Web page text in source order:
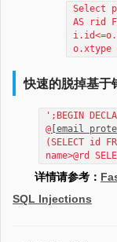
Select
AS rid
o.xtype
快速的脱掉基
';BEGIN
@ [email
(SELECT id
name>@rd
详情请参考：
SQL Injections